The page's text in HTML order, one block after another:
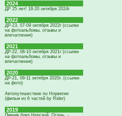
2024
ДР 25 лет! 18-20 октября 2024г
2022
ДР-23, 07-09 октября 2022г (ссылки
на фотоальбомы, отзывы и
впечатления)
2021
ДР-22, 08-10 октября 2021г (ссылки
на фотоальбомы, отзывы и
впечатления)
2020
ДР-21, 09-11 октября 2020г. (ссылки
на фото)
Автопутешествие по Норвегии
(фильм из 6 частей by Rider)
2019
Пикник близ Нерской. Осень. -